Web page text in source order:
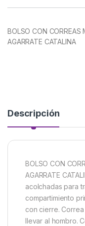
BOLSO CON CORREAS
AGARRATE CATALINA
Descripción
BOLSO CON
AGARRATE
acolchadas para
compartimiento
con cierre.
llevar al hombro.